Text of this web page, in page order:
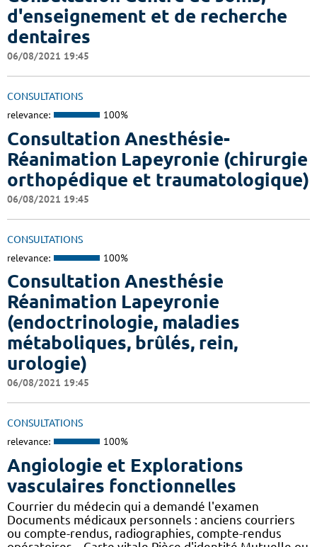
d'enseignement et de recherche
dentaires
06/08/2021 19:45
CONSULTATIONS
relevance: 100%
Consultation Anesthésie-
Réanimation Lapeyronie (chirurgie
orthopédique et traumatologique)
06/08/2021 19:45
CONSULTATIONS
relevance: 100%
Consultation Anesthésie
Réanimation Lapeyronie
(endoctrinologie, maladies
métaboliques, brûlés, rein,
urologie)
06/08/2021 19:45
CONSULTATIONS
relevance: 100%
Angiologie et Explorations
vasculaires fonctionnelles
Courrier du médecin qui a demandé l'examen
Documents médicaux personnels : anciens courriers
ou compte-rendus, radiographies, compte-rendus